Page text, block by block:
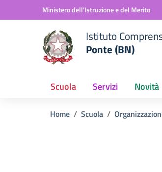
Vai ai contenuti
Vai al menu di navigazioneMinistero dell'Istruzione e del Merito
Istituto
Ponte (BN)
Scuola Servizi Novità
Home Scuola